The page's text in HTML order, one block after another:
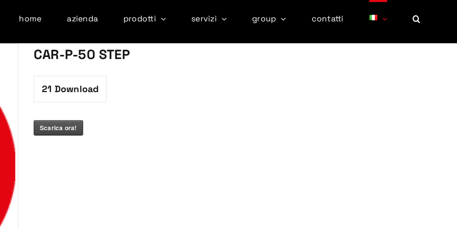
home azienda prodotti servizi group contatti
CAR-P-50 STEP
21 Download
Scarica ora!